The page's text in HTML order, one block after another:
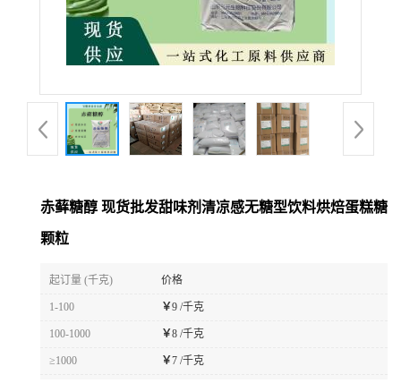
赤藓糖醇 现货批发甜味剂清凉感无糖型饮料烘焙蛋糕糖
颗粒
起订量 (千克) 价格
1-100 ￥9 /千克
100-1000 ￥8 /千克
≥1000 ￥7 /千克